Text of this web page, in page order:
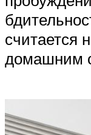
считается
домашним